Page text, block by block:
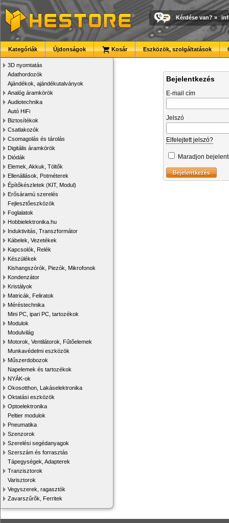
Kérdése van? »
Kategóriák Újdonságok Kosár Eszközök, szolgáltatások
3D nyomtatás
Adathordozók
Ajándékok, ajándékutalványok
Analóg áramkörök
Audiotechnika
Autó HiFi
Biztosítékok
Csatlakozók
Csomagolás és tárolás
Digitális áramkörök
Diódák
Elemek, Akkuk, Töltők
Ellenállások, Potméterek
Építőkészletek (KIT, Modul)
Erősáramú szerelés
Fejlesztőeszközök
Foglalatok
Hobbielektronika.hu
Induktivitás, Transzformátor
Kábelek, Vezetékek
Kapcsolók, Relék
Készülékek
Kishangszórók, Piezók, Mikrofonok
Kondenzátor
Kristályok
Matricák, Feliratok
Méréstechnika
Mini PC, ipari PC, tartozékok
Modulok
Modulvilág
Motorok, Ventilátorok, Fűtőelemek
Munkavédelmi eszközök
Műszerdobozok
Napelemek és tartozékok
NYÁK-ok
Okosotthon, Lakáselektronika
Oktatási eszközök
Optoelektronika
Peltier modulok
Pneumatika
Szenzorok
Szerelési segédanyagok
Szerszám és forrasztás
Tápegységek, Adapterek
Tranzisztorok
Varisztorok
Vegyszerek, ragasztók
Zavarszűrők, Ferritek
Bejelentkezés
E-mail cím
Jelszó
Elfelejtett jelszó?
Maradjon